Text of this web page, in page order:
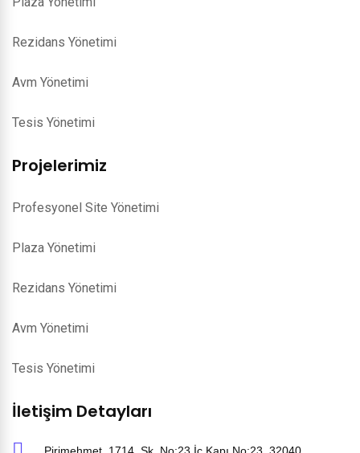
Rezidans Yönetimi
Avm Yönetimi
Tesis Yönetimi
Projelerimiz
Profesyonel Site Yönetimi
Plaza Yönetimi
Rezidans Yönetimi
Avm Yönetimi
Tesis Yönetimi
İletişim Detayları
Pirimehmet, 1714. Sk. No:23 İç Kapı No:23, 32040